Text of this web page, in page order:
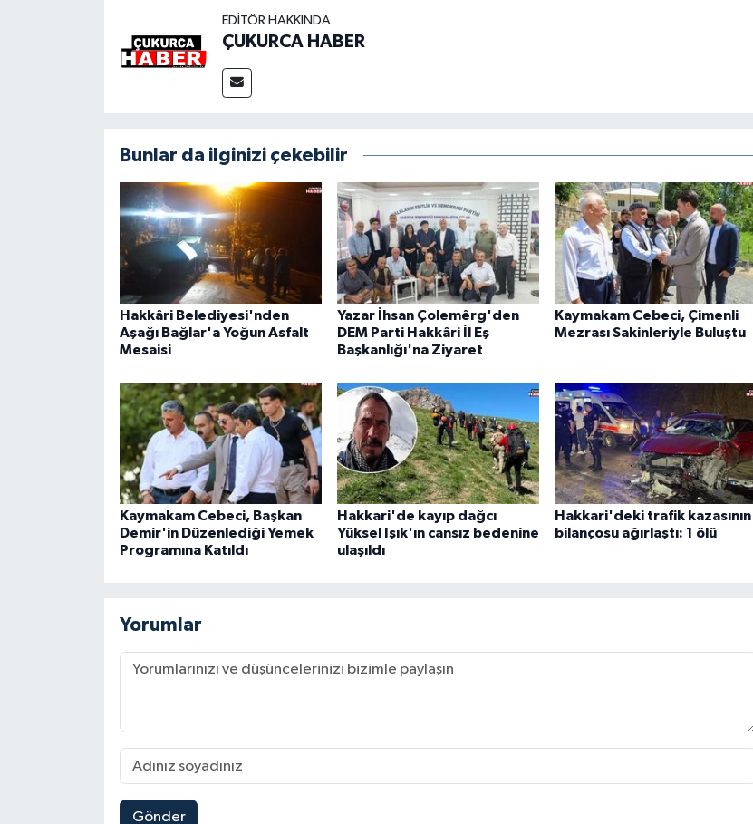
EDITÖR HAKKINDA
ÇUKURCA HABER
Bunlar da ilginizi çekebilir
Hakkâri Belediyesi'nden
Aşağı Bağlar'a Yoğun Asfalt
Mesaisi
Yazar İhsan Çolemêrg'den
DEM Parti Hakkâri İl Eş
Başkanlığı'na Ziyaret
Kaymakam Cebeci, Çimenli
Mezrası Sakinleriyle Buluştu
Kaymakam Cebeci, Başkan
Demir'in Düzenlediği Yemek
Programına Katıldı
Hakkari'de kayıp dağcı
Yüksel Işık'ın cansız bedenine
ulaşıldı
Hakkari'deki trafik kazasının
bilançosu ağırlaştı: 1 ölü
Yorumlar
Gönder